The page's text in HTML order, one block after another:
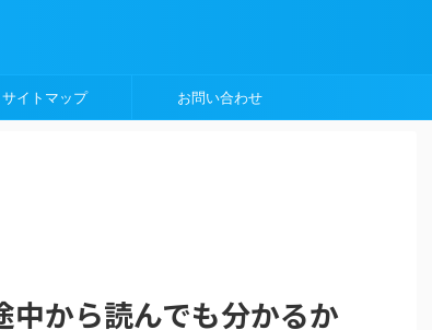
サイトマップ お問い合わせ
中から読んでも分かるか